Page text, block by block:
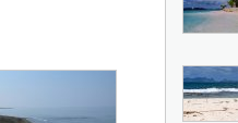
Simplicity Beach è situata sul